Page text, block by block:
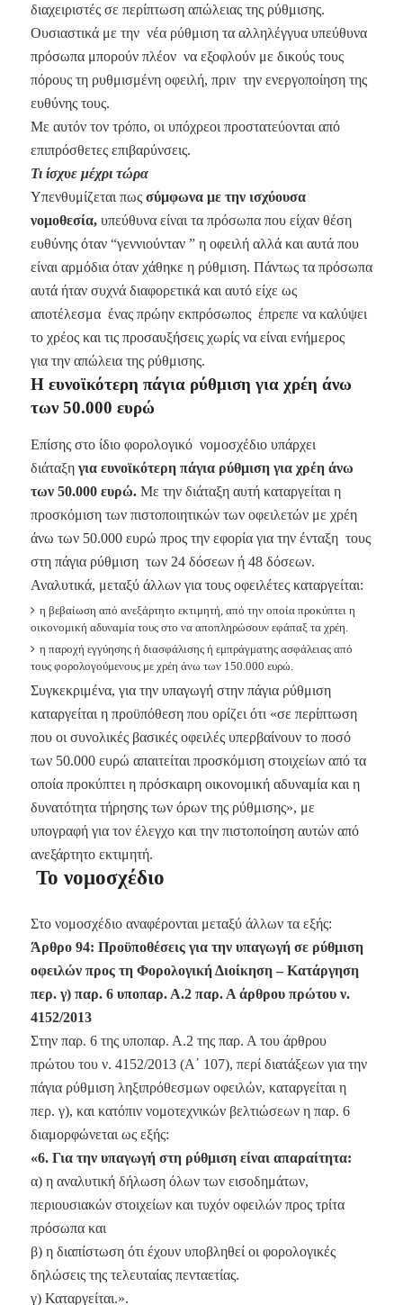
διαχειριστές σε περίπτωση απώλειας της ρύθμισης.
Ουσιαστικά με την νέα ρύθμιση τα αλληλέγγυα υπεύθυνα
πρόσωπα μπορούν πλέον να εξοφλούν με δικούς τους
πόρους τη ρυθμισμένη οφειλή, πριν την ενεργοποίηση της
ευθύνης τους.
Με αυτόν τον τρόπο, οι υπόχρεοι προστατεύονται από
επιπρόσθετες επιβαρύνσεις.
Τι ίσχυε μέχρι τώρα
Υπενθυμίζεται πως σύμφωνα με την ισχύουσα
νομοθεσία, υπεύθυνα είναι τα πρόσωπα που είχαν θέση
ευθύνης όταν “γεννιούνταν ” η οφειλή αλλά και αυτά που
είναι αρμόδια όταν χάθηκε η ρύθμιση. Πάντως τα πρόσωπα
αυτά ήταν συχνά διαφορετικά και αυτό είχε ως
αποτέλεσμα ένας πρώην εκπρόσωπος έπρεπε να καλύψει
το χρέος και τις προσαυξήσεις χωρίς να είναι ενήμερος
για την απώλεια της ρύθμισης.
Η ευνοϊκότερη πάγια ρύθμιση για χρέη άνω
των 50.000 ευρώ
Επίσης στο ίδιο φορολογικό νομοσχέδιο υπάρχει
διάταξη για ευνοϊκότερη πάγια ρύθμιση για χρέη άνω
των 50.000 ευρώ. Με την διάταξη αυτή καταργείται η
προσκόμιση των πιστοποιητικών των οφειλετών με χρέη
άνω των 50.000 ευρώ προς την εφορία για την ένταξη τους
στη πάγια ρύθμιση των 24 δόσεων ή 48 δόσεων.
Αναλυτικά, μεταξύ άλλων για τους οφειλέτες καταργείται:
η βεβαίωση από ανεξάρτητο εκτιμητή, από την οποία προκύπτει η
οικονομική αδυναμία τους στο να αποπληρώσουν εφάπαξ τα χρέη.
η παροχή εγγύησης ή διασφάλισης ή εμπράγματης ασφάλειας από
τους φορολογούμενους με χρέη άνω των 150.000 ευρώ.
Συγκεκριμένα, για την υπαγωγή στην πάγια ρύθμιση
καταργείται η προϋπόθεση που ορίζει ότι «σε περίπτωση
που οι συνολικές βασικές οφειλές υπερβαίνουν το ποσό
των 50.000 ευρώ απαιτείται προσκόμιση στοιχείων από τα
οποία προκύπτει η πρόσκαιρη οικονομική αδυναμία και η
δυνατότητα τήρησης των όρων της ρύθμισης», με
υπογραφή για τον έλεγχο και την πιστοποίηση αυτών από
ανεξάρτητο εκτιμητή.
Το νομοσχέδιο
Στο νομοσχέδιο αναφέρονται μεταξύ άλλων τα εξής:
Άρθρο 94: Προϋποθέσεις για την υπαγωγή σε ρύθμιση
οφειλών προς τη Φορολογική Διοίκηση – Κατάργηση
περ. γ) παρ. 6 υποπαρ. Α.2 παρ. Α άρθρου πρώτου ν.
4152/2013
Στην παρ. 6 της υποπαρ. Α.2 της παρ. Α του άρθρου
πρώτου του ν. 4152/2013 (Α΄ 107), περί διατάξεων για την
πάγια ρύθμιση ληξιπρόθεσμων οφειλών, καταργείται η
περ. γ), και κατόπιν νομοτεχνικών βελτιώσεων η παρ. 6
διαμορφώνεται ως εξής:
«6. Για την υπαγωγή στη ρύθμιση είναι απαραίτητα:
α) η αναλυτική δήλωση όλων των εισοδημάτων,
περιουσιακών στοιχείων και τυχόν οφειλών προς τρίτα
πρόσωπα και
β) η διαπίστωση ότι έχουν υποβληθεί οι φορολογικές
δηλώσεις της τελευταίας πενταετίας.
γ) Καταργείται.».